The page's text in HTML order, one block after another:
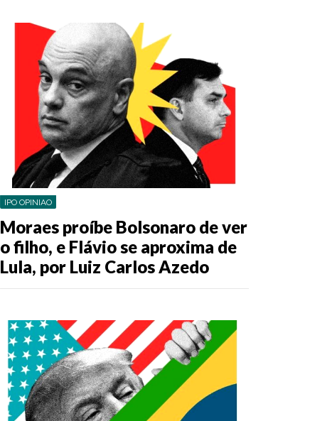
IPO OPINIAO
Moraes proíbe Bolsonaro de ver
o filho, e Flávio se aproxima de
Lula, por Luiz Carlos Azedo